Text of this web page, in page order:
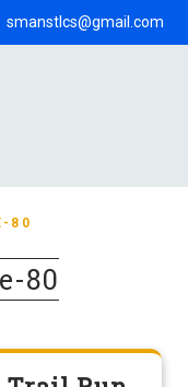
smanstlcs@gmail.com
80
80